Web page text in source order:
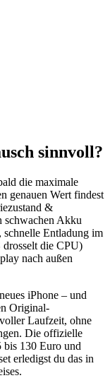
sinnvoll?
die maximale
genauen Wert findest
&
schwachen Akku
schnelle Entladung im
drosselt die CPU)
nach außen
iPhone – und
Original-
Laufzeit, ohne
Die offizielle
bis 130 Euro und
erledigst du das in